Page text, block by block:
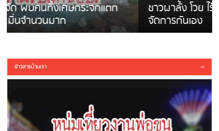
ชาวผาลั้ง โวย ไร้หน่วยงานดูแล ดินสไลด์ ต้อง
จัดการกันเอง
ข่าวสารบ้านเรา